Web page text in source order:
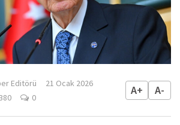
Editörü
21 Ocak 2026
0
A+ A-